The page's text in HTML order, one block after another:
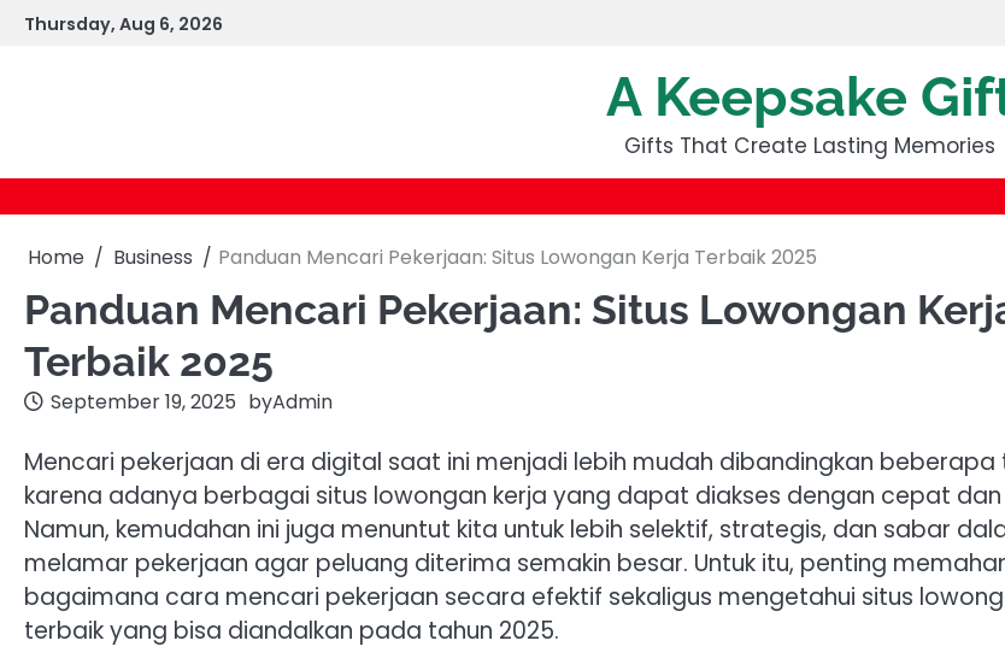
SkipThursday, Aug 6, 2026
A Keepsake
Gifts That Create Lasting Memories
Home Business Panduan Mencari Pekerjaan: Situs Lowongan Kerja Terbaik 2025
Panduan Mencari Pekerjaan: Situs Lowongan
Terbaik 2025
September 19, 2025 byAdmin
Mencari pekerjaan di era digital saat ini menjadi lebih mudah dibandingkan beberapa
karena adanya berbagai situs lowongan kerja yang dapat diakses dengan cepat dan
Namun, kemudahan ini juga menuntut kita untuk lebih selektif, strategis, dan sabar
melamar pekerjaan agar peluang diterima semakin besar. Untuk itu, penting
bagaimana cara mencari pekerjaan secara efektif sekaligus mengetahui situs
terbaik yang bisa diandalkan pada tahun 2025.